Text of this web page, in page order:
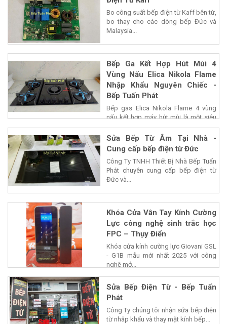
Bo công suất bếp điện từ Kaff bên từ,
bo thay cho các dòng bếp Đức và
Malaysia...
Bếp Ga Kết Hợp Hút Mùi 4
Vùng Nấu Elica Nikola Flame
Nhập Khẩu Nguyên Chiếc -
Bếp Tuấn Phát
Bếp gas Elica Nikola Flame 4 vùng
nấu kết hợp máy hút mùi là một siêu
phẩm của...
Sửa Bếp Từ Âm Tại Nhà -
Cung cấp bếp điện từ Đức
Công Ty TNHH Thiết Bị Nhà Bếp Tuấn
Phát chuyên cung cấp bếp điện từ
Đức và...
Khóa Cửa Vân Tay Kính Cường
Lực công nghệ sinh trắc học
FPC – Thụy Điển
Khóa cửa kính cường lực Giovani GSL
- G1B mẫu mới nhất 2025 với công
nghệ mở...
Sửa Bếp Điện Từ - Bếp Tuấn
Phát
Công Ty chúng tôi nhận sửa bếp điện
từ nhâp khẩu và thay mặt kính bếp...